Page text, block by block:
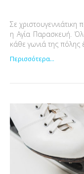
Σε χριστουγεννιάτικη
η Αγία Παρασκευή.
κάθε γωνιά της πόλης
Περισσότερα...